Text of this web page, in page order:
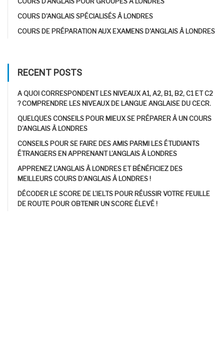
COURS D'ANGLAIS SPÉCIALISÉS À LONDRES
COURS DE PRÉPARATION AUX EXAMENS D'ANGLAIS À LONDRES
RECENT POSTS
A QUOI CORRESPONDENT LES NIVEAUX A1, A2, B1, B2, C1 ET C2
? COMPRENDRE LES NIVEAUX DE LANGUE ANGLAISE DU CECR.
QUELQUES CONSEILS POUR MIEUX SE PRÉPARER À UN COURS
D’ANGLAIS À LONDRES
CONSEILS POUR SE FAIRE DES AMIS PARMI LES ÉTUDIANTS
ÉTRANGERS EN APPRENANT L’ANGLAIS À LONDRES
APPRENEZ L’ANGLAIS À LONDRES ET BÉNÉFICIEZ DES
MEILLEURS COURS D’ANGLAIS À LONDRES !
DÉCODER LE SCORE DE L’IELTS POUR RÉUSSIR VOTRE FEUILLE
DE ROUTE POUR OBTENIR UN SCORE ÉLEVÉ !